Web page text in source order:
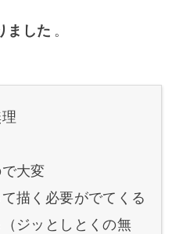
ました 。
大変
描く必要がでてくる
ジッとしとくの無